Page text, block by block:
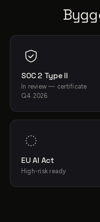
SOC 2 Type II
In review — certificate
Q4 2026
EU AI Act
High-risk ready